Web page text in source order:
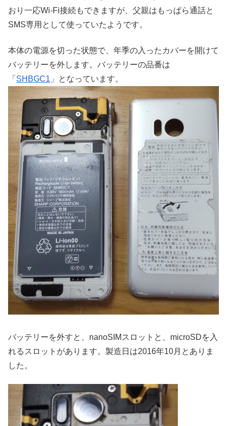
おり一応Wi-Fi接続もできますが、父親はもっぱら通話と
SMS専用として使っていたようです。
本体の電源を切った状態で、年季の入ったカバーを開けて
バッテリーを外します。バッテリーの品番は
「 SHBGC1 」となっています。
バッテリーを外すと、nanoSIMスロットと、microSDを入
れるスロットがあります。製造日は2016年10月とありま
した。